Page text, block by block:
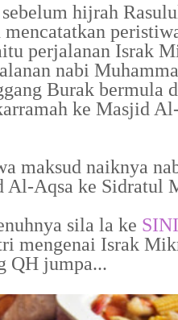
hijrah
perjalanan Israk
nabi
Burak bermula
ke Masjid
maksud naiknya
Aqsa ke Sidratul
sila la ke SINI
mengenai Israk
QH jumpa...